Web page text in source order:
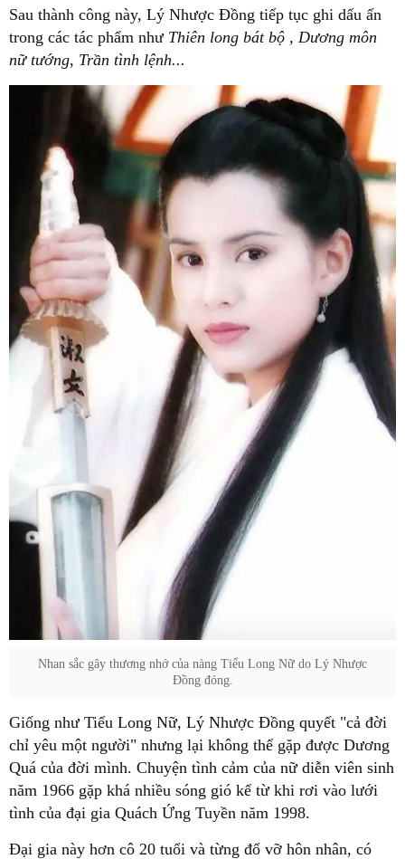
Sau thành công này, Lý Nhược Đồng tiếp tục ghi dấu ấn
trong các tác phẩm như Thiên long bát bộ , Dương môn
nữ tướng, Trần tình lệnh...
Nhan sắc gây thương nhớ của nàng Tiểu Long Nữ do Lý Nhược
Đồng đóng.
Giống như Tiểu Long Nữ, Lý Nhược Đồng quyết "cả đời
chỉ yêu một người" nhưng lại không thể gặp được Dương
Quá của đời mình. Chuyện tình cảm của nữ diễn viên sinh
năm 1966 gặp khá nhiều sóng gió kể từ khi rơi vào lưới
tình của đại gia Quách Ứng Tuyền năm 1998.
Đại gia này hơn cô 20 tuổi và từng đổ vỡ hôn nhân, có